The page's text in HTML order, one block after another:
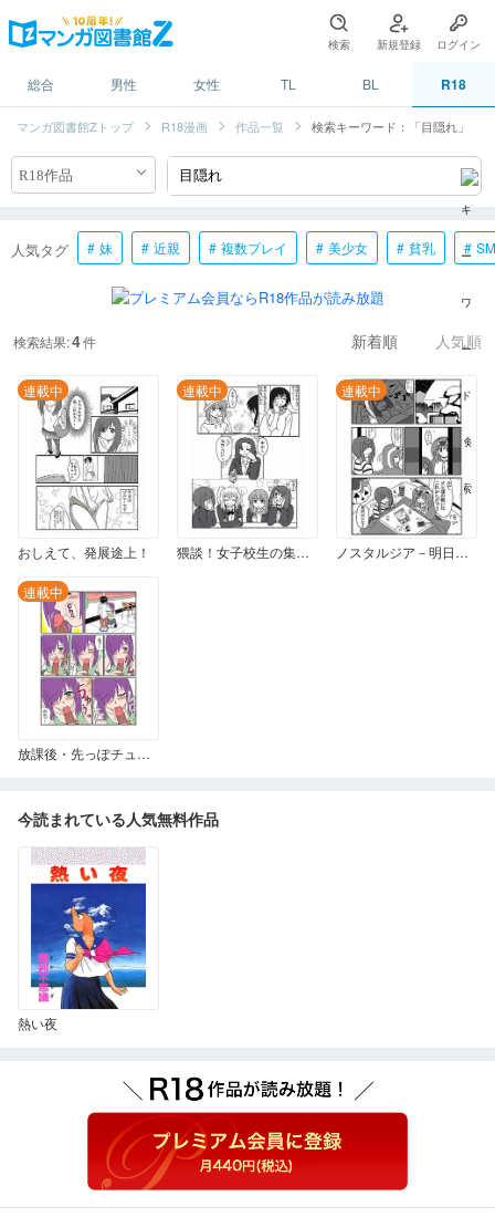
検索 新規登録 ログイン
総合 男性 女性 TL BL R18
マンガ図書館Zトップ R18漫画 作品一覧 検索キーワード：「目隠れ」
人気タグ 妹 近親 複数プレイ 美少女 貧乳 SM
検索結果:4件 新着順 人気順
連載中
おしえて、発展途上！
連載中
猥談！女子校生の集い♪
連載中
ノスタルジア－明日への抱負 → ガチレズをユメ見た
連載中
放課後・先っぽチュッチュ♪
今読まれている人気無料作品
熱い夜